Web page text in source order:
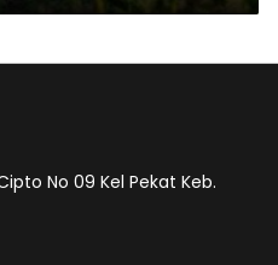
No 09 Kel Pekat Keb.